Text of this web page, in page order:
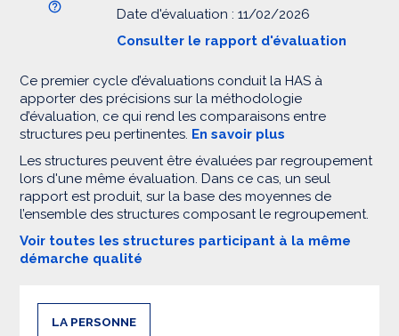
Date d'évaluation : 11/02/2026
Consulter le rapport d'évaluation
Ce premier cycle d’évaluations conduit la HAS à
apporter des précisions sur la méthodologie
d’évaluation, ce qui rend les comparaisons entre
structures peu pertinentes. En savoir plus
Les structures peuvent être évaluées par regroupement
lors d'une même évaluation. Dans ce cas, un seul
rapport est produit, sur la base des moyennes de
l’ensemble des structures composant le regroupement.
Voir toutes les structures participant à la même
démarche qualité
LA PERSONNE